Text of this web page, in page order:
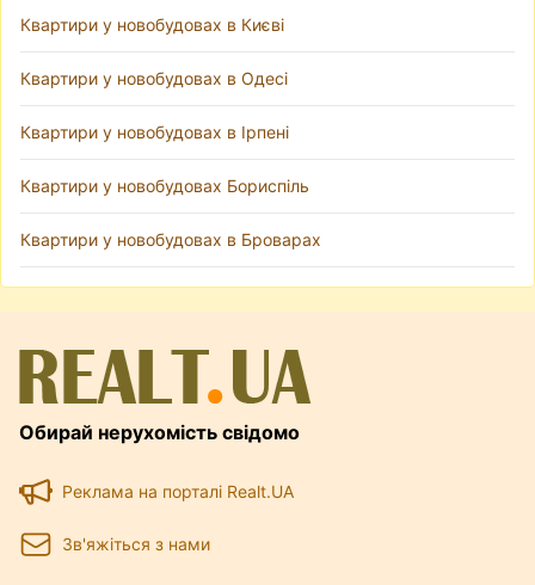
Квартири у новобудовах в Києві
Квартири у новобудовах в Одесі
Квартири у новобудовах в Ірпені
Квартири у новобудовах Бориспіль
Квартири у новобудовах в Броварах
Обирай нерухомість свідомо
Реклама на порталі Realt.UA
Зв'яжіться з нами